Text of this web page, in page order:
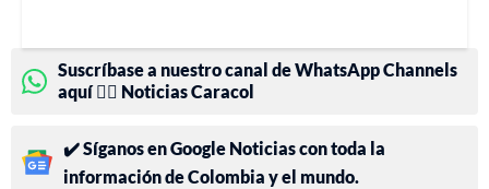
Suscríbase a nuestro canal de WhatsApp Channels
aquí 👉🏻 Noticias Caracol
✔️ Síganos en Google Noticias con toda la
información de Colombia y el mundo.